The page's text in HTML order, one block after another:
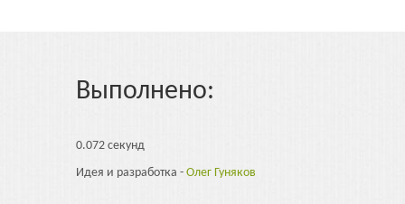
Выполнено:
0.072 секунд
Идея и разработка - Олег Гуняков